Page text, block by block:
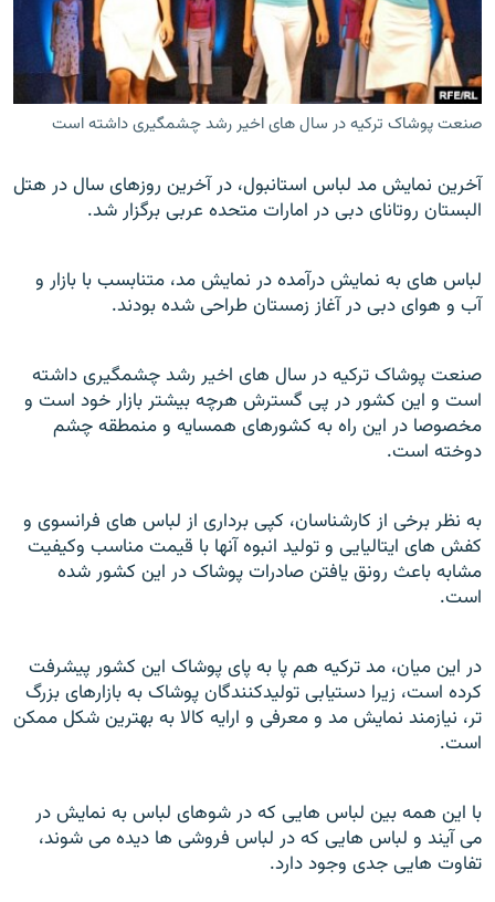
زبان‌های دیگر
صنعت پوشاک ترکيه در سال های اخير رشد چشمگيری داشته است
آخرين نمايش مد لباس استانبول، در آخرين روزهای سال در هتل
البستان روتانای دبی در امارات متحده عربی برگزار شد.
لباس های به نمايش درآمده در نمايش مد، متنابسب با بازار و
آب و هوای دبی در آغاز زمستان طراحی شده بودند.
صنعت پوشاک ترکيه در سال های اخير رشد چشمگيری داشته
است و اين کشور در پی گسترش هرچه بيشتر بازار خود است و
مخصوصا در اين راه به کشورهای همسايه و منمطقه چشم
دوخته است.
به نظر برخی از کارشناسان، کپی برداری از لباس های فرانسوی و
کفش های ایتالیايی و تولید انبوه آنها با قیمت مناسب وکیفیت
مشابه باعث رونق یافتن صادرات پوشاک در این کشور شده
است.
در اين ميان، مد ترکيه هم پا به پای پوشاک اين کشور پيشرفت
کرده است، زيرا دستيابی توليدکنندگان پوشاک به بازارهای بزرگ
تر، نيازمند نمايش مد و معرفی و ارايه کالا به بهترين شکل ممکن
است.
با اين همه بين لباس هايی که در شوهای لباس به نمايش در
می آيند و لباس هايی که در لباس فروشی ها ديده می شوند،
تفاوت هايی جدی وجود دارد.